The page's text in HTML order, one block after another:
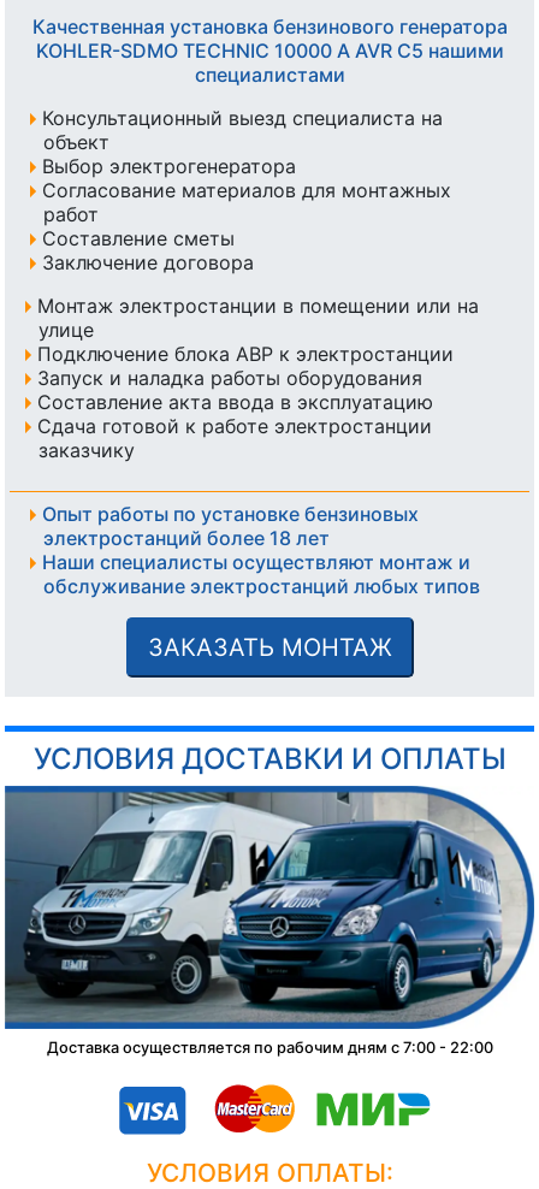
Качественная установка бензинового генератора
KOHLER-SDMO TECHNIC 10000 A AVR C5 нашими
специалистами
Консультационный выезд специалиста на
объект
Выбор электрогенератора
Согласование материалов для монтажных
работ
Составление сметы
Заключение договора
Монтаж электростанции в помещении или на
улице
Подключение блока АВР к электростанции
Запуск и наладка работы оборудования
Составление акта ввода в эксплуатацию
Сдача готовой к работе электростанции
заказчику
Опыт работы по установке бензиновых
электростанций более 18 лет
Наши специалисты осуществляют монтаж и
обслуживание электростанций любых типов
ЗАКАЗАТЬ МОНТАЖ
УСЛОВИЯ ДОСТАВКИ И ОПЛАТЫ
Доставка осуществляется по рабочим дням с 7:00 - 22:00
УСЛОВИЯ ОПЛАТЫ: